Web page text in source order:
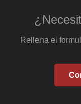
Rellena el